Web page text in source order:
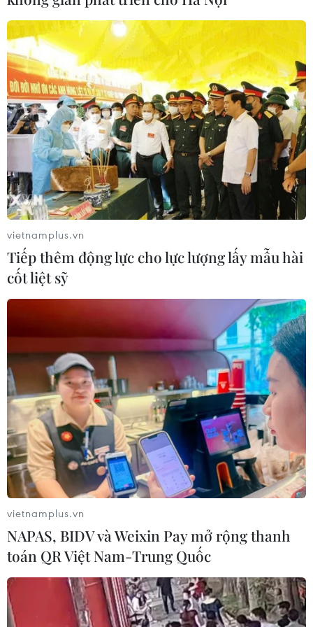
04/08/2026 15:17
Tây Ban Nha phát trực tiếp nhật thực
toàn phần từ độ cao 9.000 m
04/08/2026 13:23
Tàu chở hàng của Thổ Nhĩ Kỳ bị tấn
công trên Biển Đen
04/08/2026 05:54
Vì sao Google khiến Mỹ và
EU đối đầu về chủ quyền số?
Máy bay chở khách nội địa đầu tiên
của Nga hoàn tất chuyến bay thử
nghiệm
04/08/2026 01:25
Bí mật sau những chung cư không
niên hạn ở Pháp
Ukraine tiếp tục dội UAV vào
kho hàng của nền tảng bán lẻ lớn tại
Nga
03/08/2026 15:02
vietnamplus.vn
Tiếp thêm động lực cho lực lượng lấy mẫu hài
cốt liệt sỹ
vietnamplus.vn
NAPAS, BIDV và Weixin Pay mở rộng thanh
toán QR Việt Nam-Trung Quốc